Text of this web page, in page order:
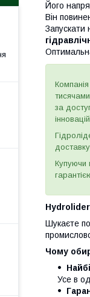
Його
Він
Запускати
Компанія
за
Купуючи
Hydrolider
Шукаєте
Чому
Усе в